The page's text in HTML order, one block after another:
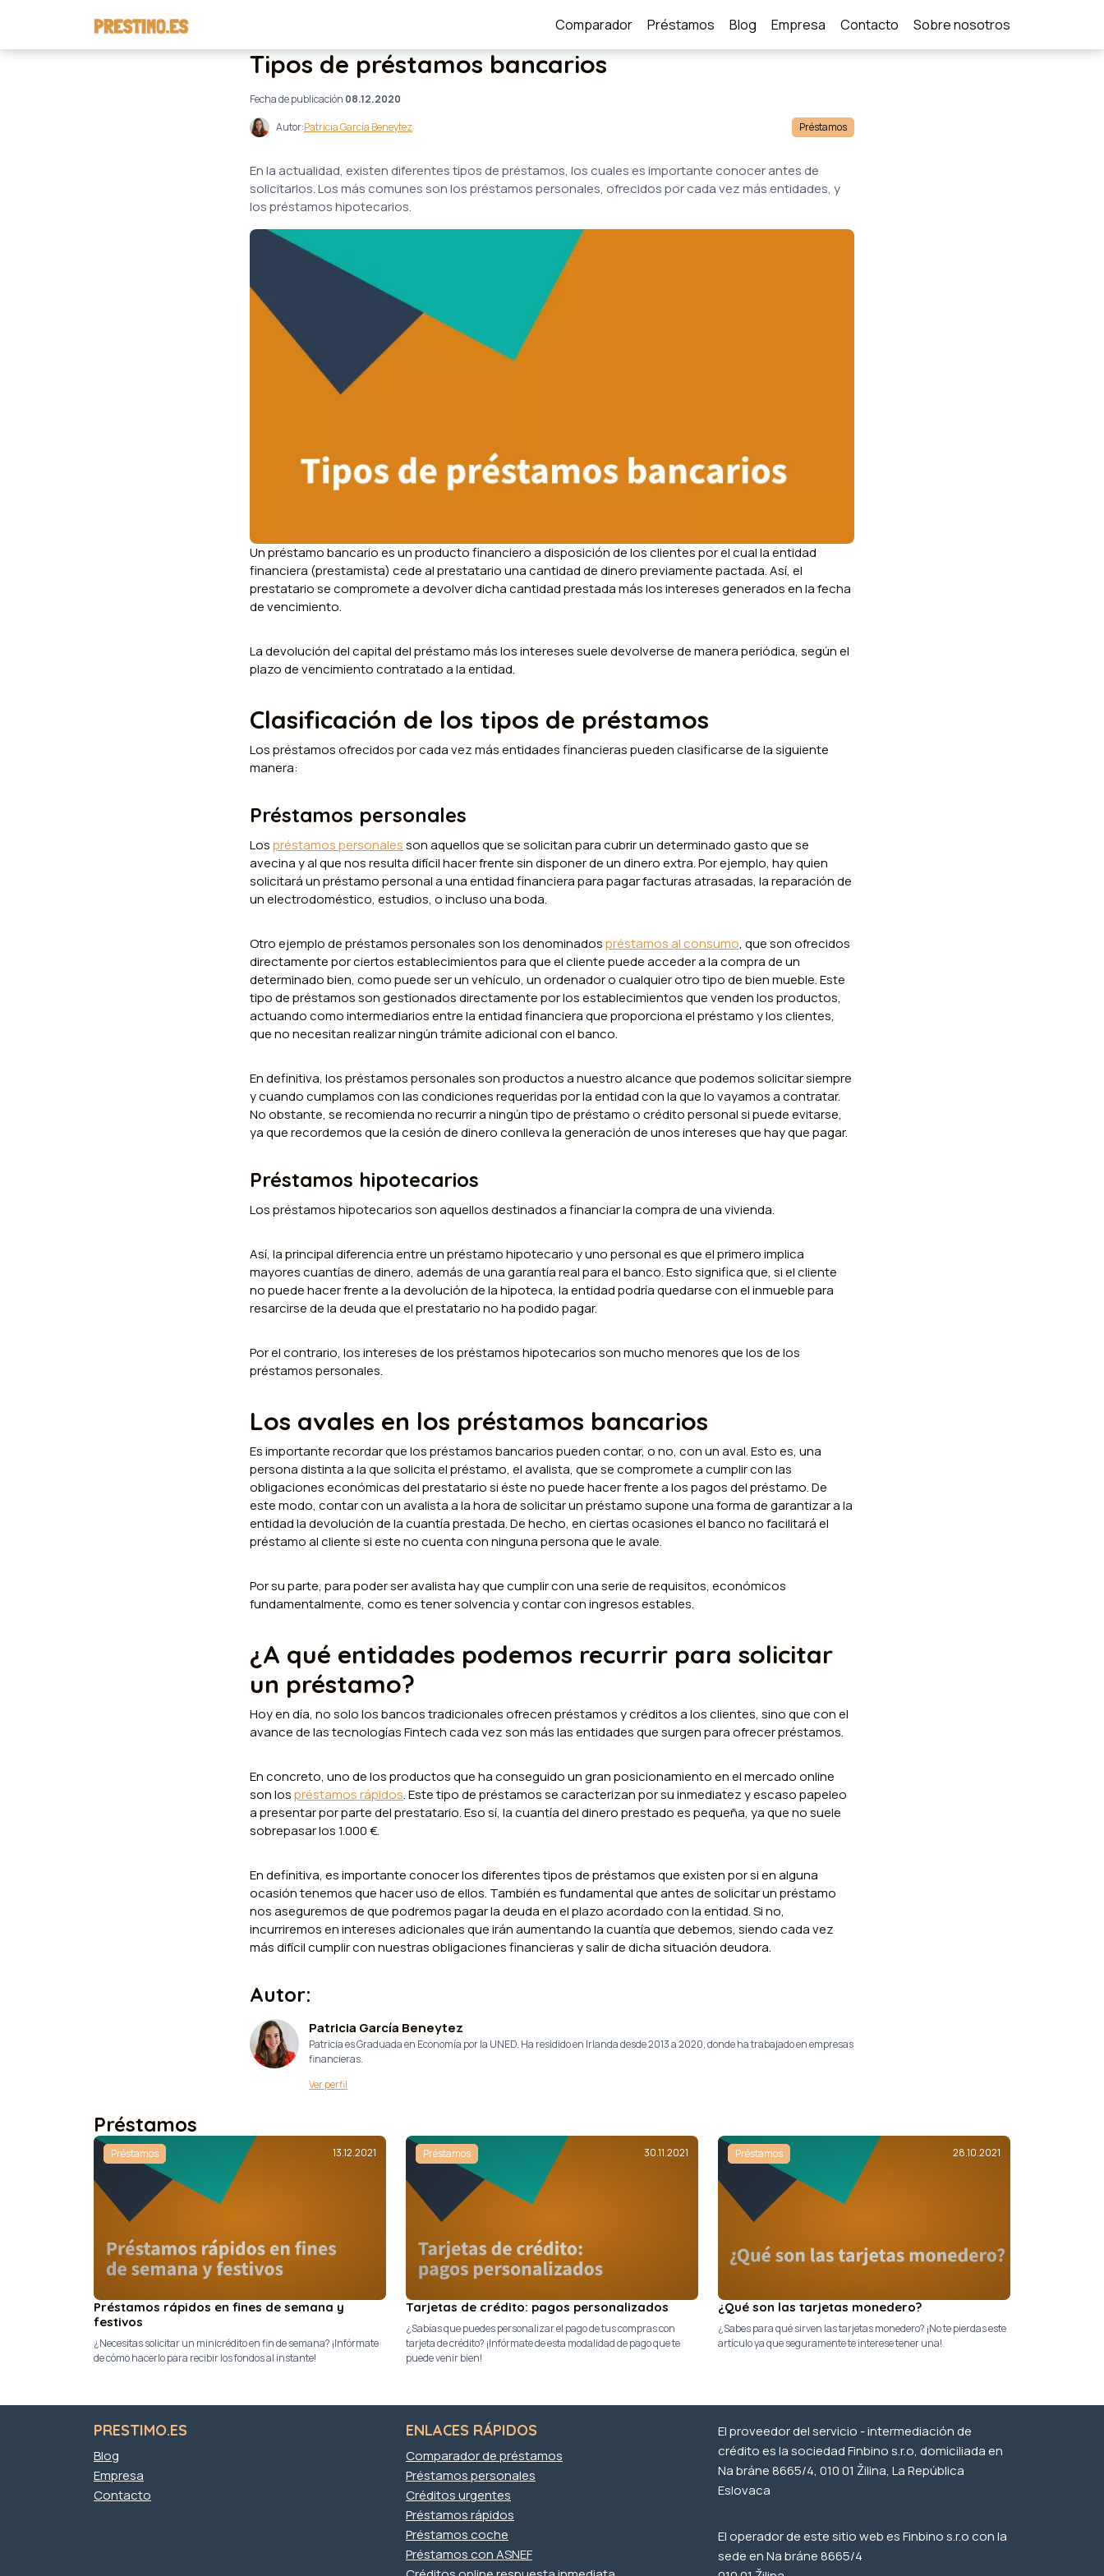
Comparador Préstamos Blog Empresa Contacto Sobre nosotros
Tipos de préstamos bancarios
Fecha de publicación 08.12.2020
Autor:Patricia García Beneytez Préstamos
En la actualidad, existen diferentes tipos de préstamos, los cuales es importante conocer antes de
solicitarlos. Los más comunes son los préstamos personales, ofrecidos por cada vez más entidades, y
los préstamos hipotecarios.
Un préstamo bancario es un producto financiero a disposición de los clientes por el cual la entidad
financiera (prestamista) cede al prestatario una cantidad de dinero previamente pactada. Así, el
prestatario se compromete a devolver dicha cantidad prestada más los intereses generados en la fecha
de vencimiento.
La devolución del capital del préstamo más los intereses suele devolverse de manera periódica, según el
plazo de vencimiento contratado a la entidad.
Clasificación de los tipos de préstamos
Los préstamos ofrecidos por cada vez más entidades financieras pueden clasificarse de la siguiente
manera:
Préstamos personales
Lospréstamos personalesson aquellos que se solicitan para cubrir un determinado gasto que se
avecina y al que nos resulta difícil hacer frente sin disponer de un dinero extra. Por ejemplo, hay quien
solicitará un préstamo personal a una entidad financiera para pagar facturas atrasadas, la reparación de
un electrodoméstico, estudios, o incluso una boda.
Otro ejemplo de préstamos personales son los denominadospréstamos al consumo, que son ofrecidos
directamente por ciertos establecimientos para que el cliente puede acceder a la compra de un
determinado bien, como puede ser un vehículo, un ordenador o cualquier otro tipo de bien mueble. Este
tipo de préstamos son gestionados directamente por los establecimientos que venden los productos,
actuando como intermediarios entre la entidad financiera que proporciona el préstamo y los clientes,
que no necesitan realizar ningún trámite adicional con el banco.
En definitiva, los préstamos personales son productos a nuestro alcance que podemos solicitar siempre
y cuando cumplamos con las condiciones requeridas por la entidad con la que lo vayamos a contratar.
No obstante, se recomienda no recurrir a ningún tipo de préstamo o crédito personal si puede evitarse,
ya que recordemos que la cesión de dinero conlleva la generación de unos intereses que hay que pagar.
Préstamos hipotecarios
Los préstamos hipotecarios son aquellos destinados a financiar la compra de una vivienda.
Así, la principal diferencia entre un préstamo hipotecario y uno personal es que el primero implica
mayores cuantías de dinero, además de una garantía real para el banco. Esto significa que, si el cliente
no puede hacer frente a la devolución de la hipoteca, la entidad podría quedarse con el inmueble para
resarcirse de la deuda que el prestatario no ha podido pagar.
Por el contrario, los intereses de los préstamos hipotecarios son mucho menores que los de los
préstamos personales.
Los avales en los préstamos bancarios
Es importante recordar que los préstamos bancarios pueden contar, o no, con un aval. Esto es, una
persona distinta a la que solicita el préstamo, el avalista, que se compromete a cumplir con las
obligaciones económicas del prestatario si éste no puede hacer frente a los pagos del préstamo. De
este modo, contar con un avalista a la hora de solicitar un préstamo supone una forma de garantizar a la
entidad la devolución de la cuantía prestada. De hecho, en ciertas ocasiones el banco no facilitará el
préstamo al cliente si este no cuenta con ninguna persona que le avale.
Por su parte, para poder ser avalista hay que cumplir con una serie de requisitos, económicos
fundamentalmente, como es tener solvencia y contar con ingresos estables.
¿A qué entidades podemos recurrir para solicitar
un préstamo?
Hoy en día, no solo los bancos tradicionales ofrecen préstamos y créditos a los clientes, sino que con el
avance de las tecnologías Fintech cada vez son más las entidades que surgen para ofrecer préstamos.
En concreto, uno de los productos que ha conseguido un gran posicionamiento en el mercado online
son lospréstamos rápidos. Este tipo de préstamos se caracterizan por su inmediatez y escaso papeleo
a presentar por parte del prestatario. Eso sí, la cuantía del dinero prestado es pequeña, ya que no suele
sobrepasar los 1.000 €.
En definitiva, es importante conocer los diferentes tipos de préstamos que existen por si en alguna
ocasión tenemos que hacer uso de ellos. También es fundamental que antes de solicitar un préstamo
nos aseguremos de que podremos pagar la deuda en el plazo acordado con la entidad. Si no,
incurriremos en intereses adicionales que irán aumentando la cuantía que debemos, siendo cada vez
más difícil cumplir con nuestras obligaciones financieras y salir de dicha situación deudora.
Autor:
Patricia García Beneytez
Patricia es Graduada en Economía por la UNED. Ha residido en Irlanda desde 2013 a 2020, donde ha trabajado en empresas
financieras.
Ver perfil
Préstamos
Préstamos 13.12.2021
Préstamos rápidos en fines de semana y
festivos
¿Necesitas solicitar un minicrédito en fin de semana? ¡Infórmate
de cómo hacerlo para recibir los fondos al instante!
Préstamos 30.11.2021
Tarjetas de crédito: pagos personalizados
¿Sabías que puedes personalizar el pago de tus compras con
tarjeta de crédito? ¡Infórmate de esta modalidad de pago que te
puede venir bien!
Préstamos 28.10.2021
¿Qué son las tarjetas monedero?
¿Sabes para qué sirven las tarjetas monedero? ¡No te pierdas este
artículo ya que seguramente te interese tener una!
ENLACES RÁPIDOS
Comparador de préstamos
Préstamos personales
Créditos urgentes
Préstamos rápidos
Préstamos coche
Préstamos con ASNEF
PRESTIMO.ES
Blog
Empresa
Contacto
El proveedor del servicio - intermediación de
crédito es la sociedad Finbino s.r.o, domiciliada en
Na bráne 8665/4, 010 01 Žilina, La República
Eslovaca
El operador de este sitio web es Finbino s.r.o con la
sede en Na bráne 8665/4